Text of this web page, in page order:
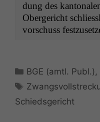
dung des
Oberg­ericht
vorschuss
Kategorien
BGE (amtl. Publ.) ,
Schlagwörter
Schiedsgericht